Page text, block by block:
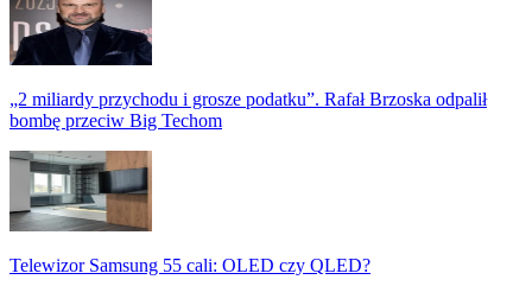
„2 miliardy przychodu i grosze podatku”. Rafał Brzoska odpalił
bombę przeciw Big Techom
Telewizor Samsung 55 cali: OLED czy QLED?